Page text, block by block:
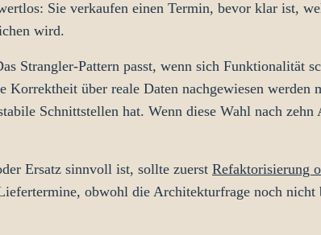
Sie verkaufen einen Termin, bevor klar ist,
wird.
Strangler-Pattern passt, wenn sich Funktionalität
Korrektheit über reale Daten nachgewiesen werden
Schnittstellen hat. Wenn diese Wahl nach
Ersatz sinnvoll ist, sollte zuerst Refaktorisierung
obwohl die Architekturfrage noch nicht